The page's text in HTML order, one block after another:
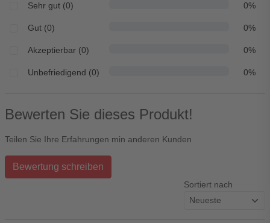
Sehr gut (0) 0%
Gut (0) 0%
Akzeptierbar (0) 0%
Unbefriedigend (0) 0%
Bewerten Sie dieses Produkt!
Teilen Sie Ihre Erfahrungen min anderen Kunden
Bewertung schreiben
Sortiert nach